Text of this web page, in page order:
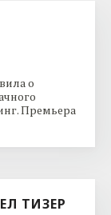
о
Премьера
ТИЗЕР